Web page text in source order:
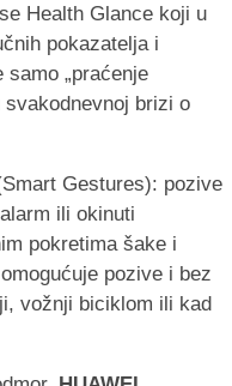
Health Glance koji u
pokazatelja i
„praćenje
svakodnevnoj brizi o
Gestures): pozive
ili okinuti
pokretima šake i
pozive i bez
vožnji biciklom ili kad